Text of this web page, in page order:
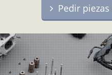
Pedir